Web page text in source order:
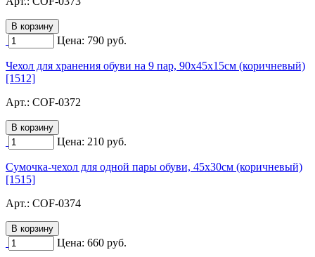
Цена: 790 руб.
Чехол для хранения обуви на 9 пар, 90х45х15см (коричневый)
[1512]
Арт.: COF-0372
Цена: 210 руб.
Сумочка-чехол для одной пары обуви, 45х30см (коричневый)
[1515]
Арт.: COF-0374
Цена: 660 руб.